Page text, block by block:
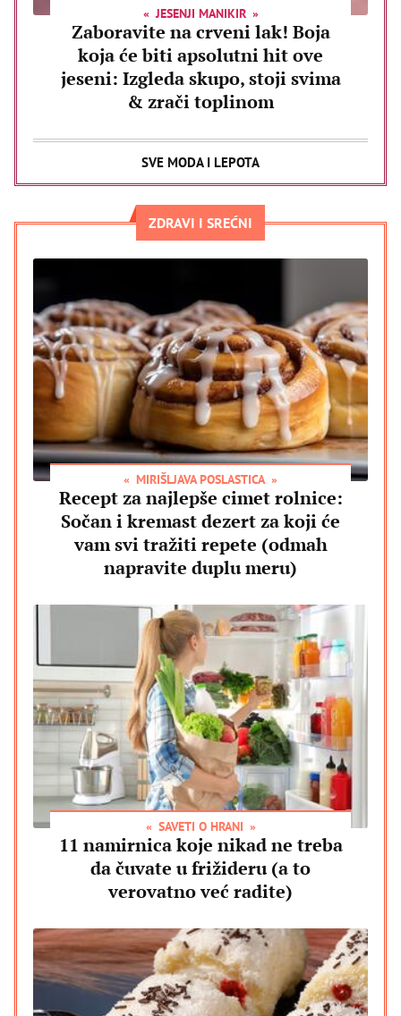
JESENJI MANIKIR
Zaboravite na crveni lak! Boja
koja će biti apsolutni hit ove
jeseni: Izgleda skupo, stoji svima
& zrači toplinom
SVE MODA I LEPOTA
ZDRAVI I SREĆNI
MIRIŠLJAVA POSLASTICA
Recept za najlepše cimet rolnice:
Sočan i kremast dezert za koji će
vam svi tražiti repete (odmah
napravite duplu meru)
SAVETI O HRANI
11 namirnica koje nikad ne treba
da čuvate u frižideru (a to
verovatno već radite)